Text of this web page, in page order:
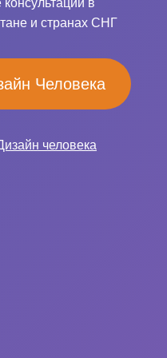
в
и странах СНГ
Человека
человека